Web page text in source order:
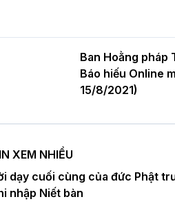
thượng Thích Quảng Tùng tái
nhiệm kỳ 2026 – 2031
tọa Thích Tâm Chính được
tân Trưởng ban Trị sự GHPGVN
Ban Hoằng pháp
Báo hiếu Online
15/8/2021)
Báo hiếu Online
15/8/2021)
XEM NHIỀU
dạy cuối cùng của đức Phật
nhập Niết bàn